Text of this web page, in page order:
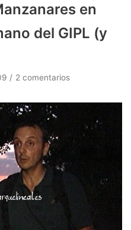
en
del GIPL (y
2 comentarios